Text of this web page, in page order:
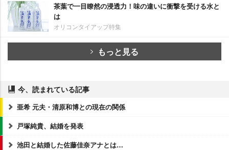
茶葉で一目瞭然の浸透力！味の違いに衝撃を受ける水と
は
オリコンタイアップ特集
もっと見る
今、読まれている記事
亜希 元夫・清原和博との現在の関係
戸塚純貴、結婚を発表
池田と結婚した佐藤佳奈アナとは…